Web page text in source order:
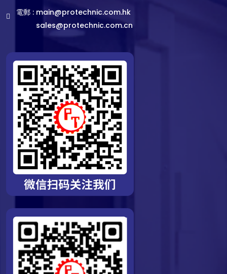
電郵 : main@protechnic.com.hk
sales@protechnic.com.cn